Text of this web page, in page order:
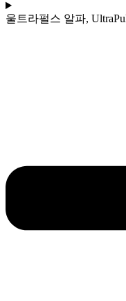
울트라펄스 알파,